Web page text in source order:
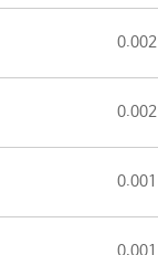
0.002
0.002
0.001
0.001